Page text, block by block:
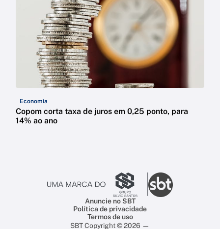
Economia
Copom corta taxa de juros em 0,25 ponto, para
14% ao ano
Anuncie no SBT
Política de privacidade
Termos de uso
SBT Copyright © 2026 —